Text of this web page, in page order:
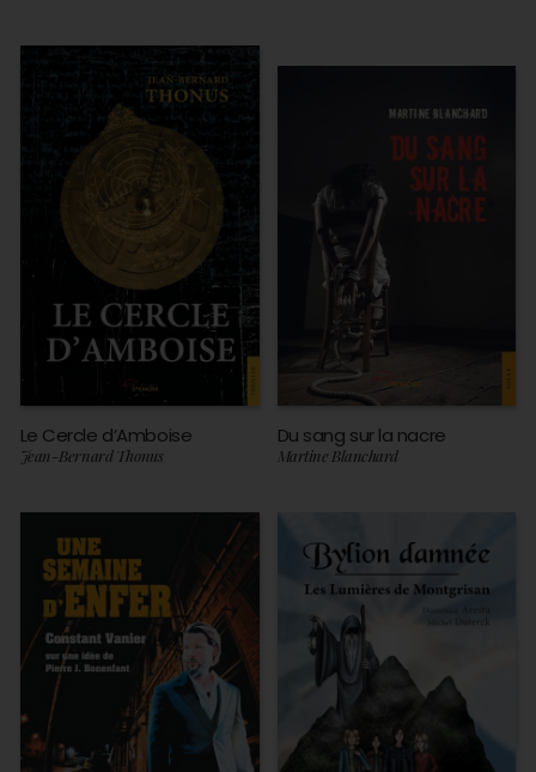
Le Cercle d’Amboise
Jean-Bernard Thonus
Du sang sur la nacre
Martine Blanchard